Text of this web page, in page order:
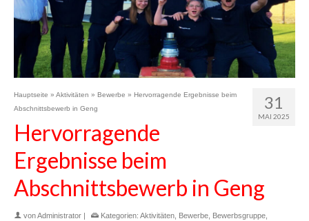
31
MAI 2025
Hauptseite » Aktivitäten » Bewerbe » Hervorragende Ergebnisse beim
Abschnittsbewerb in Geng
Hervorragende
Ergebnisse beim
Abschnittsbewerb in Geng
vonAdministrator Kategorien: Aktivitäten Bewerbe Bewerbsgruppe